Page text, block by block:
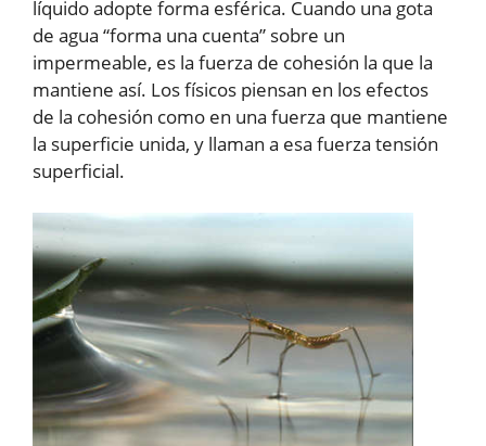
líquido adopte forma esférica. Cuando una gota
de agua “forma una cuenta” sobre un
impermeable, es la fuerza de cohesión la que la
mantiene así. Los físicos piensan en los efectos
de la cohesión como en una fuerza que mantiene
la superficie unida, y llaman a esa fuerza tensión
superficial.